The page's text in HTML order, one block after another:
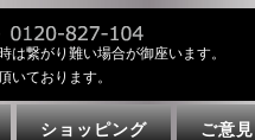
は繋がり難い場合が御座います。
いております。
ショッピング ご意見